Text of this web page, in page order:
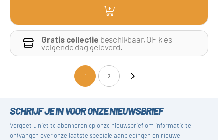
Gratis collectie beschikbaar, OF kies
volgende dag geleverd.
1(current)2
SCHRIJF JE IN VOOR ONZE NIEUWSBRIEF
Vergeet u niet te abonneren op onze nieuwsbrief om informatie te
ontvangen over onze laatste speciale aanbiedingen en nieuwe